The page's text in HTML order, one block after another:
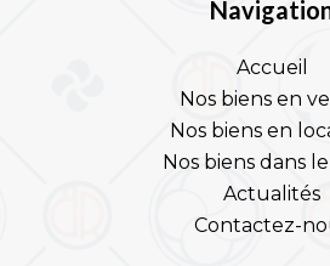
Accueil
Nos biens en
Nos biens en
Nos biens dans
Actualités
Contactez-